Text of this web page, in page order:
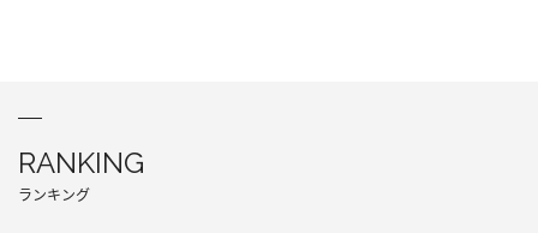
RANKING
ランキング